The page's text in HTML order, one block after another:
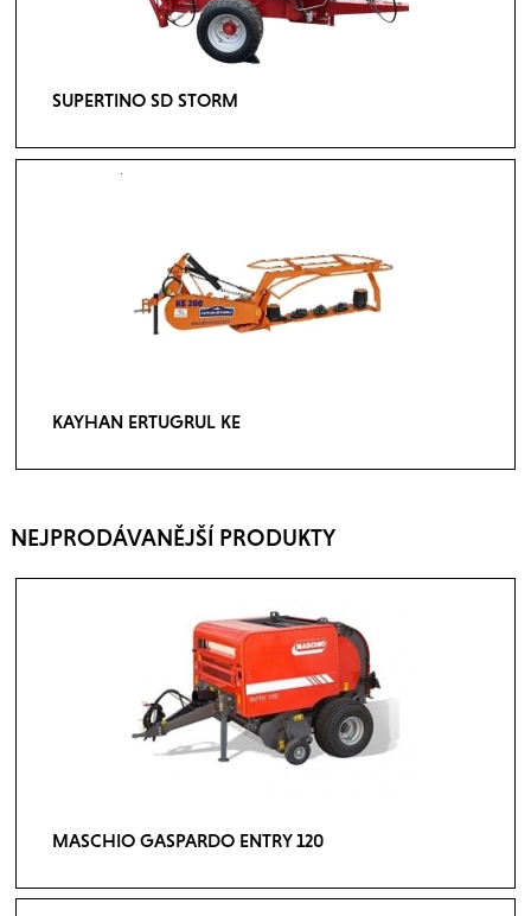
SUPERTINO SD STORM
KAYHAN ERTUGRUL KE
NEJPRODÁVANĚJŠÍ PRODUKTY
MASCHIO GASPARDO ENTRY 120